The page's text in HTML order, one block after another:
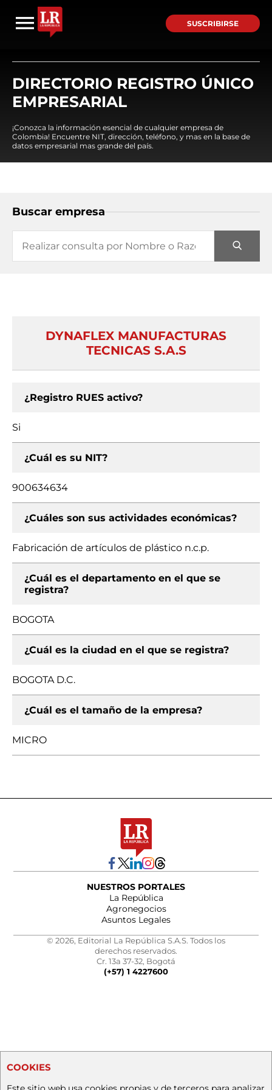
SUSCRIBIRSE
DIRECTORIO REGISTRO ÚNICO
EMPRESARIAL
¡Conozca la información esencial de cualquier empresa de
Colombia! Encuentre NIT, dirección, teléfono, y mas en la base de
datos empresarial mas grande del país.
Buscar empresa
DYNAFLEX MANUFACTURAS
TECNICAS S.A.S
¿Registro RUES activo?
Si
¿Cuál es su NIT?
900634634
¿Cuáles son sus actividades económicas?
Fabricación de artículos de plástico n.c.p.
¿Cuál es el departamento en el que se
registra?
BOGOTA
¿Cuál es la ciudad en el que se registra?
BOGOTA D.C.
¿Cuál es el tamaño de la empresa?
MICRO
NUESTROS PORTALES
La República
Agronegocios
Asuntos Legales
© 2026, Editorial La República S.A.S. Todos los
derechos reservados.
Cr. 13a 37-32, Bogotá
(+57) 1 4227600
COOKIES